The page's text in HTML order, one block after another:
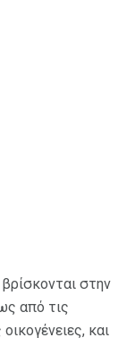
στην
από τις
και